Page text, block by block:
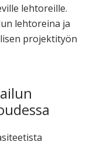
lehtoreille.
lehtoreina ja
projektityön